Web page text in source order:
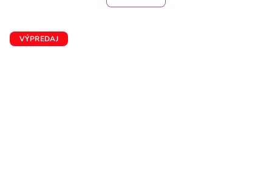
VÝPREDAJ